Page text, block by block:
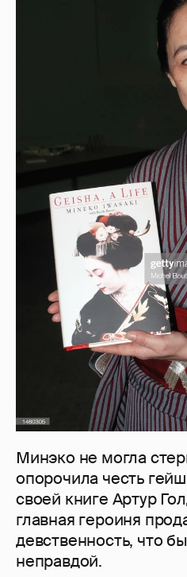
Минэко не могла
опорочила честь
своей книге Артур
главная героиня
девственность, что
неправдой.